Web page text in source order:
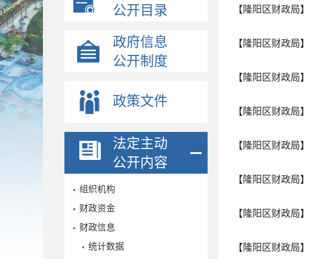
公开目录
政府信息
公开制度
政策文件
法定主动
公开内容
组织机构
财政资金
财政信息
统计数据
【隆阳区财政局】
【隆阳区财政局】
【隆阳区财政局】
【隆阳区财政局】
【隆阳区财政局】
【隆阳区财政局】
【隆阳区财政局】
【隆阳区财政局】